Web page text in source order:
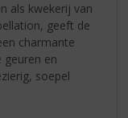
als kwekerij van
geeft de
charmante
geuren en
soepel